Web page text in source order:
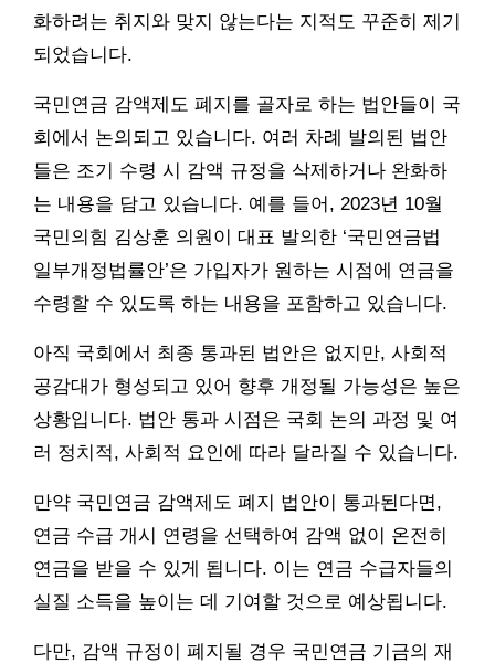
화하려는 취지와 맞지 않는다는 지적도 꾸준히 제기
되었습니다.
국민연금 감액제도 폐지를 골자로 하는 법안들이 국
회에서 논의되고 있습니다. 여러 차례 발의된 법안
들은 조기 수령 시 감액 규정을 삭제하거나 완화하
는 내용을 담고 있습니다. 예를 들어, 2023년 10월
국민의힘 김상훈 의원이 대표 발의한 ‘국민연금법
일부개정법률안’은 가입자가 원하는 시점에 연금을
수령할 수 있도록 하는 내용을 포함하고 있습니다.
아직 국회에서 최종 통과된 법안은 없지만, 사회적
공감대가 형성되고 있어 향후 개정될 가능성은 높은
상황입니다. 법안 통과 시점은 국회 논의 과정 및 여
러 정치적, 사회적 요인에 따라 달라질 수 있습니다.
만약 국민연금 감액제도 폐지 법안이 통과된다면,
연금 수급 개시 연령을 선택하여 감액 없이 온전히
연금을 받을 수 있게 됩니다. 이는 연금 수급자들의
실질 소득을 높이는 데 기여할 것으로 예상됩니다.
다만, 감액 규정이 폐지될 경우 국민연금 기금의 재